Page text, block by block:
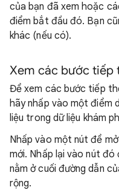
của bạn đã xem hoặc
điểm bắt đầu đó. Bạn
khác (nếu có).
Xem các bước tiếp
Để xem các bước tiếp
hãy nhấp vào một điểm
liệu trong dữ liệu khám
Nhấp vào một nút để
mới. Nhấp lại vào nút
nằm ở cuối đường dẫn
rộng.